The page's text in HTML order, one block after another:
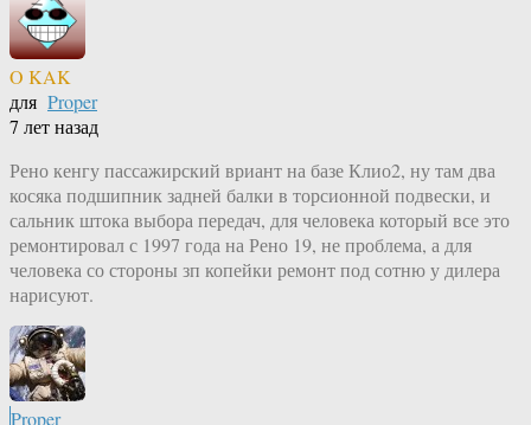
O KAK
для Proper
7 лет назад
Рено кенгу пассажирский вриант на базе Клио2, ну там два
косяка подшипник задней балки в торсионной подвески, и
сальник штока выбора передач, для человека который все это
ремонтировал с 1997 года на Рено 19, не проблема, а для
человека со стороны зп копейки ремонт под сотню у дилера
нарисуют.
Proper